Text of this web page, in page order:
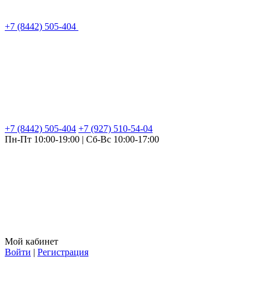
+7 (8442) 505-404
+7 (8442) 505-404 +7 (927) 510-54-04
Пн-Пт 10:00-19:00 | Сб-Вс 10:00-17:00
Мой кабинет
Войти | Регистрация